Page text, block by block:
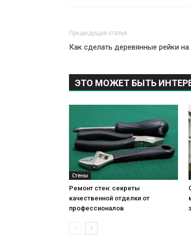
Предыдущая статья
Как сделать деревянные рейки на
ЭТО МОЖЕТ БЫТЬ
Стены
Ремонт стен: секреты
качественной отделки от
профессионалов